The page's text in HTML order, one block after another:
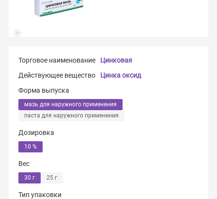
Торговое наименование
Цинковая
Действующее вещество
Цинка оксид
Форма выпуска
мазь для наружного применения
паста для наружного применения
Дозировка
10 %
Вес
30 г 25 г
Тип упаковки